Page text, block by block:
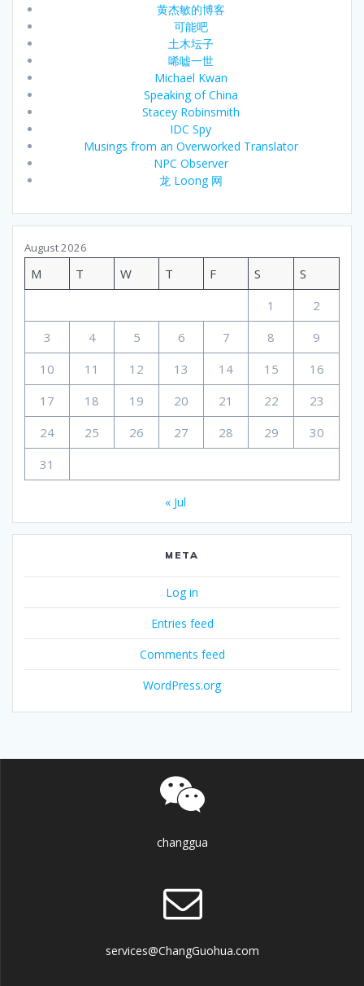
黄杰敏的博客
可能吧
土木坛子
唏嘘一世
Michael Kwan
Speaking of China
Stacey Robinsmith
IDC Spy
Musings from an Overworked Translator
NPC Observer
龙 Loong 网
August 2026
M T W T F S
S
1
2
3
4 5 6 7 8
9
10
11 12 13 14 15
16
17
18 19 20 21 22
23
24
25 26 27 28 29
30
31
« Jul
META
Log in
Entries feed
Comments feed
WordPress.org
changgua
services@ChangGuohua.com